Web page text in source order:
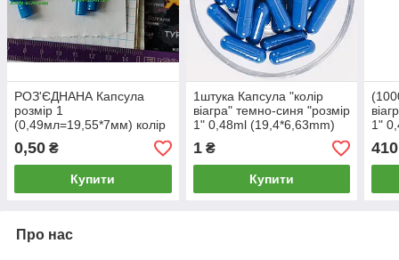
РОЗ'ЄДНАНА Капсула
розмір 1
(0,49мл=19,55*7мм) колір
"віагра" АТОМ-93 (темно
синій) порожні капсули
РОЗЄДНАНІ.
0,50 ₴
Купити
1штука Капсула "колір
віагра" темно-синя "розмір
1" 0,48ml (19,4*6,63mm)
зєднані
1₴
Купити
1"
410
Про нас